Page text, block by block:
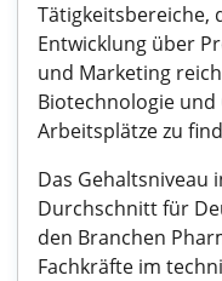
Tätigkeitsbereiche,
Entwicklung über
und Marketing
Biotechnologie und
Arbeitsplätze zu
Das Gehaltsniveau
Durchschnitt für
den Branchen
Fachkräfte im